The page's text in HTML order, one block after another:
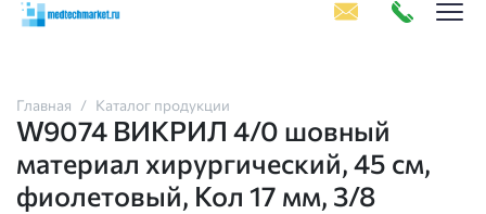
Главная Каталог продукции
W9074 ВИКРИЛ 4/0 шовный
материал хирургический, 45 см,
фиолетовый, Кол 17 мм, 3/8